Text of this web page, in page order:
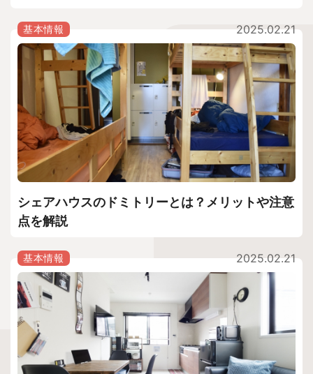
2025.02.21
基本情報
シェアハウスのドミトリーとは？メリットや注意
点を解説
2025.02.21
基本情報